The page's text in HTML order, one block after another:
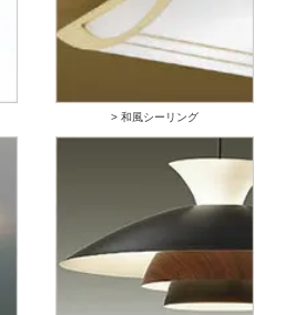
> 和風シーリング